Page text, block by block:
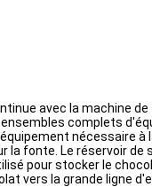
avec la machine
complets
nécessaire à
fonte. Le réservoir
pour stocker le
vers la grande ligne